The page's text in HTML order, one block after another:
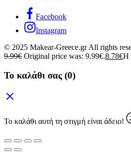
Facebook
Instagram
© 2025 Makear-Greece.gr All rights
9.99€ Original price was: 9.99€.8.78€Η
Το καλάθι σας (0)
Το καλάθι αυτή τη στιγμή είναι άδειο!